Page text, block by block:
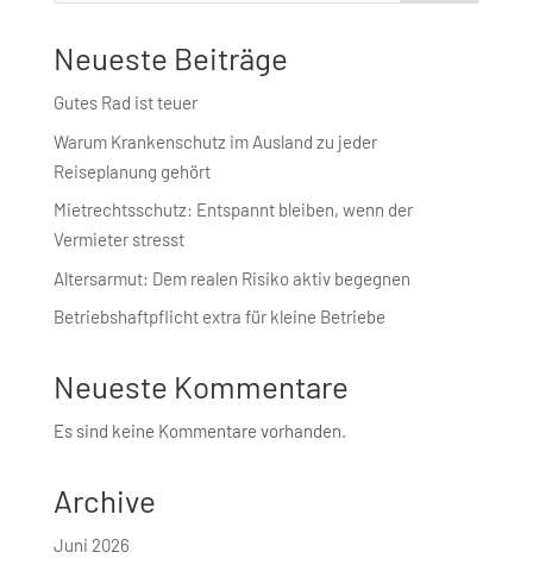
Neueste Beiträge
Gutes Rad ist teuer
Warum Krankenschutz im Ausland zu jeder
Reiseplanung gehört
Mietrechtsschutz: Entspannt bleiben, wenn der
Vermieter stresst
Altersarmut: Dem realen Risiko aktiv begegnen
Betriebshaft­pflicht extra für kleine Betriebe
Neueste Kommentare
Es sind keine Kommentare vorhanden.
Archive
Juni 2026